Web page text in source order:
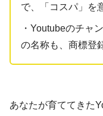
で、「コスパ」を
・Youtubeのチャ
の名称も、商標登
あなたが育ててきた